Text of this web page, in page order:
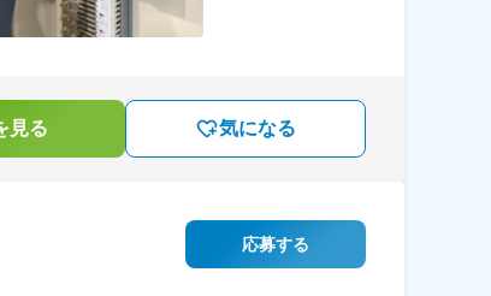
見る 気になる
応募する